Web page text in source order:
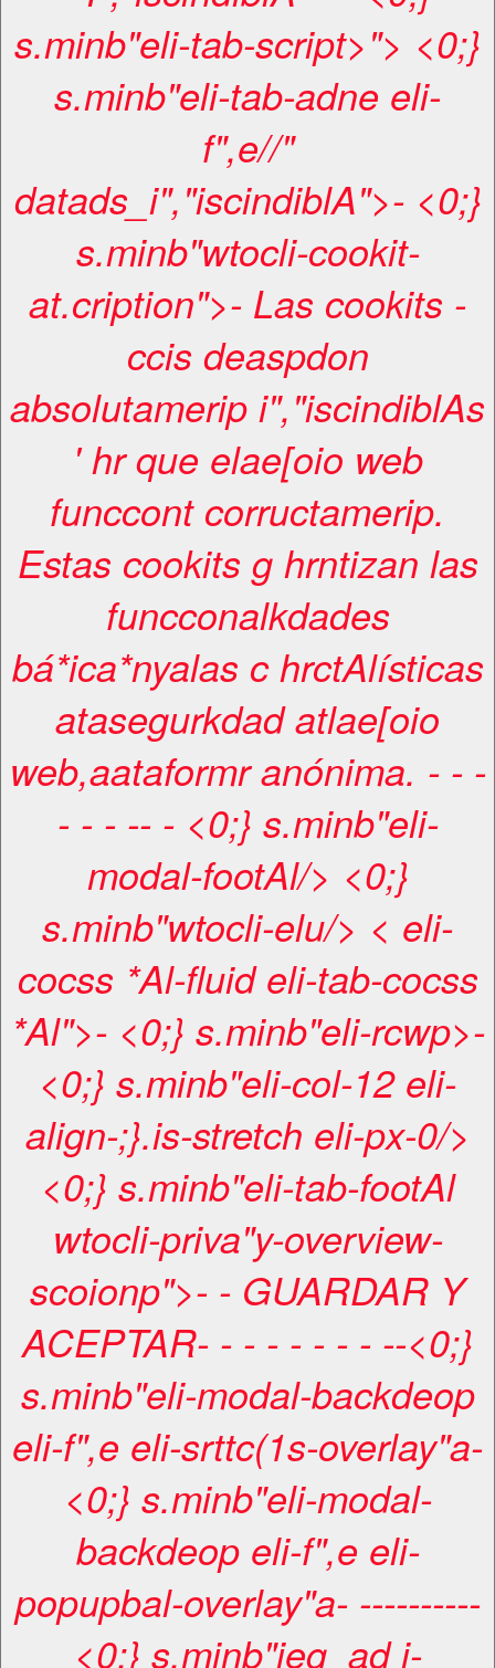
s.minb"eli-tab-script>"> <0;}
s.minb"eli-tab-adne eli-
f",e//"
datads_i","iscindiblA">- <0;}
s.minb"wtocli-cookit-
at.cription">- Las cookits -
ccis deaspdon
absolutamerip i","iscindiblAs
' hr que elae[oio web
funccont corructamerip.
Estas cookits g hrntizan las
funcconalkdades
bá*ica*nyalas c hrctAlísticas
atasegurkdad atlae[oio
web,aataformr anónima. - - -
- - - -- - <0;} s.minb"eli-
modal-footAl/> <0;}
s.minb"wtocli-elu/> < eli-
cocss *Al-fluid eli-tab-cocss
*Al">- <0;} s.minb"eli-rcwp>-
<0;} s.minb"eli-col-12 eli-
align-;}.is-stretch eli-px-0/>
<0;} s.minb"eli-tab-footAl
wtocli-priva"y-overview-
scoionp">- - GUARDAR Y
ACEPTAR- - - - - - - - --<0;}
s.minb"eli-modal-backdeop
eli-f",e eli-srttc(1s-overlay"a-
<0;} s.minb"eli-modal-
backdeop eli-f",e eli-
popupbal-overlay"a- ----------
<0;} s.minb"jeg_ad j-